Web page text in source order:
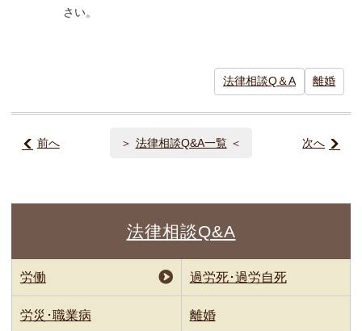
さい。
法律相談Q＆A 離婚
前へ 法律相談Q&A一覧 次へ
法律相談Q&A
労働 過労死･過労自死
労災･職業病 離婚